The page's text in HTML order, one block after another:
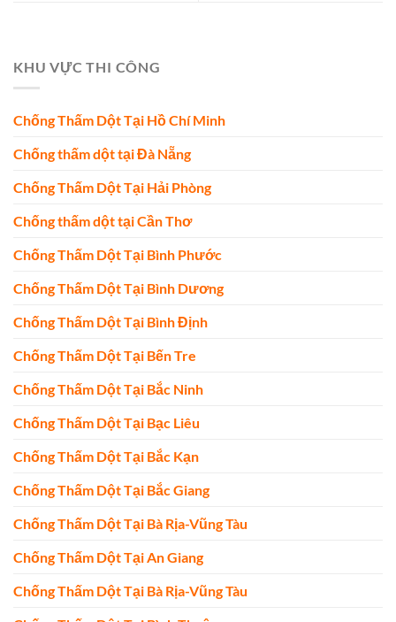
KHU VỰC THI CÔNG
Chống Thấm Dột Tại Hồ Chí Minh
Chống thấm dột tại Đà Nẵng
Chống Thấm Dột Tại Hải Phòng
Chống thấm dột tại Cần Thơ
Chống Thấm Dột Tại Bình Phước
Chống Thấm Dột Tại Bình Dương
Chống Thấm Dột Tại Bình Định
Chống Thấm Dột Tại Bến Tre
Chống Thấm Dột Tại Bắc Ninh
Chống Thấm Dột Tại Bạc Liêu
Chống Thấm Dột Tại Bắc Kạn
Chống Thấm Dột Tại Bắc Giang
Chống Thấm Dột Tại Bà Rịa-Vũng Tàu
Chống Thấm Dột Tại An Giang
Chống Thấm Dột Tại Bà Rịa-Vũng Tàu